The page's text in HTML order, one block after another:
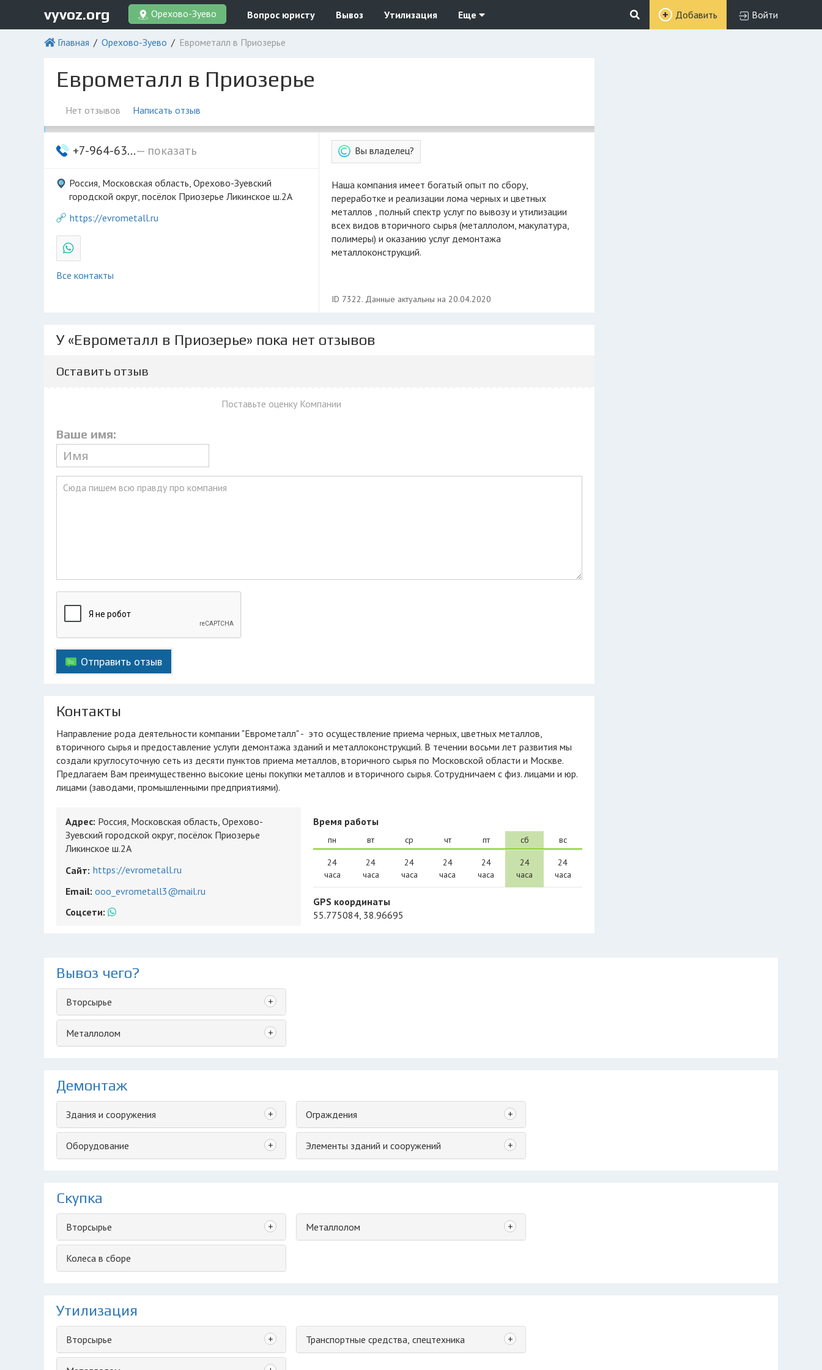
vyvoz.org Орехово-Зуево Вопрос юристу Вывоз Утилизация Еще Добавить Войти
Главная Орехово-Зуево Еврометалл в Приозерье
Еврометалл в Приозерье
Нет отзывов Написать отзыв
+7-964-63...— показать
Россия, Московская область, Орехово-Зуевский
городской округ, посёлок Приозерье Ликинское ш.2А
https://evrometall.ru
Все контакты
Вы владелец?
Наша компания имеет богатый опыт по сбору,
переработке и реализации лома черных и цветных
металлов , полный спектр услуг по вывозу и утилизации
всех видов вторичного сырья (металлолом, макулатура,
полимеры) и оказанию услуг демонтажа
металлоконструкций.
ID 7322. Данные актуальны на 20.04.2020
У «Еврометалл в Приозерье» пока нет отзывов
Оставить отзыв
Ваше имя:
Поставьте оценку Компании
Отправить отзыв
Контакты
Направление рода деятельности компании "Еврометалл" - это осуществление приема черных, цветных металлов,
вторичного сырья и предоставление услуги демонтажа зданий и металлоконструкций. В течении восьми лет развития мы
создали круглосуточную сеть из десяти пунктов приема металлов, вторичного сырья по Московской области и Москве.
Предлагаем Вам преимущественно высокие цены покупки металлов и вторичного сырья. Сотрудничаем с физ. лицами и юр.
лицами (заводами, промышленными предприятиями).
Адрес: Россия, Московская область, Орехово-
Зуевский городской округ, посёлок Приозерье
Ликинское ш.2А
Сайт: https://evrometall.ru
Email: ooo_evrometall3@mail.ru
Соцсети:
Время работы
пн
24
часа
вт
24
часа
ср
24
часа
чт
24
часа
пт
24
часа
сб
24
часа
вс
24
часа
GPS координаты
55.775084, 38.96695
Вывоз чего?
Вторсырье +
Металлолом +
Демонтаж
Здания и сооружения +
Оборудование +
Ограждения +
Элементы зданий и сооружений +
Скупка
Вторсырье +
Колеса в сборе
Металлолом +
Утилизация
Вторсырье + Транспортные средства, спецтехника +